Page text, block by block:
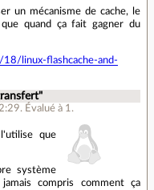
un mécanisme de cache, le
quand ça fait gagner du
linux-flashcache-and-
. Évalué à 1 .
que
système
compris comment ça